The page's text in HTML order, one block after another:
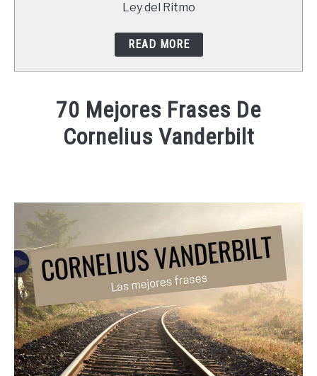
Ley del Ritmo
READ MORE
70 Mejores Frases De
Cornelius Vanderbilt
Frases